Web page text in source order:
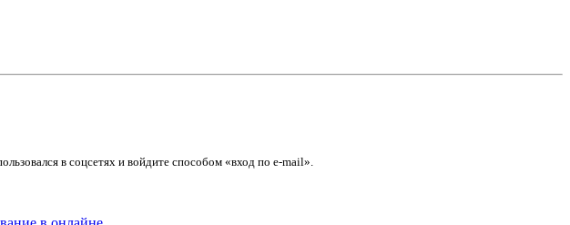
в соцсетях и войдите способом «вход по e-mail».